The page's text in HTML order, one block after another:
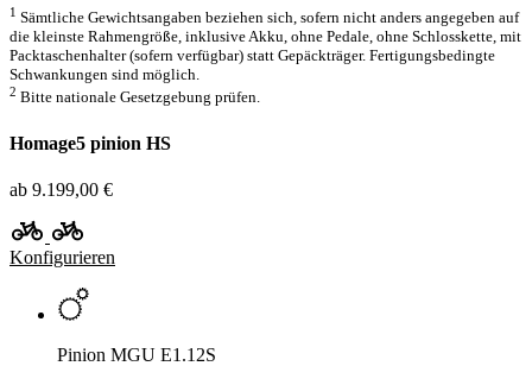
1 Sämtliche Gewichtsangaben beziehen sich, sofern nicht anders angegeben auf
die kleinste Rahmengröße, inklusive Akku, ohne Pedale, ohne Schlosskette, mit
Packtaschenhalter (sofern verfügbar) statt Gepäckträger. Fertigungsbedingte
Schwankungen sind möglich.
2 Bitte nationale Gesetzgebung prüfen.
Homage5 pinion HS
ab 9.199,00 €
Konfigurieren
Pinion MGU E1.12S